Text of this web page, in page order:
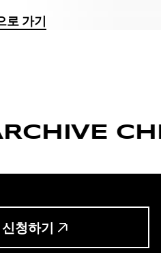
로 가기
CHIC
청하기